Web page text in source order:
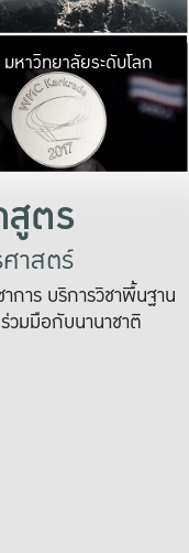
มหาวิ
เปลี่ยนแปลง แล
เพื่อทำง
ระบบสารสนเทศ
มหาวิทยาลัยระดับโลก
ตร
าสตร์
าร บริการวิชาพื้นฐาน
วมมือกับนานาชาติ